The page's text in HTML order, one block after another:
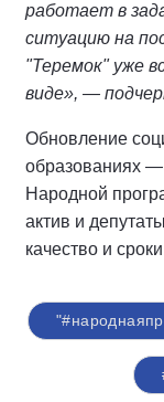
работает в
ситуацию на
"Теремок" уже
виде», —
Обновление
образованиях
Народной
актив и
качество и